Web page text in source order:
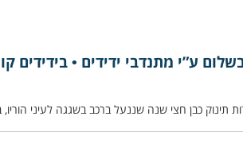
ע”י מתנדבי ידידים • בידידים